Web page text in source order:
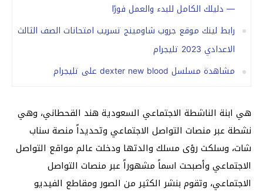
— دليلك الكامل للبدء والعمل فورًا
رابط لينك موقع جروب شاومينج تسريب امتحانات الصف الثالث
الاعدادي 2023 تليجرام
مشاهدة مسلسل dexter new blood على تليجرام
هي ابنة الناشطة الاجتماعي السعودية هند القحطاني، وهي
نشطة عبر منصات التواصل الاجتماعي وتحديداً منصة سناب
شات، وسلكت رؤى مسلك والدتها ودخلت عالم مواقع التواصل
الاجتماعي وأصبحت اسماً مشهوراً عبر منصات التواصل
الاجتماعي، وتقوم بنشر الكثير من الصور ومقاطع الفيديو